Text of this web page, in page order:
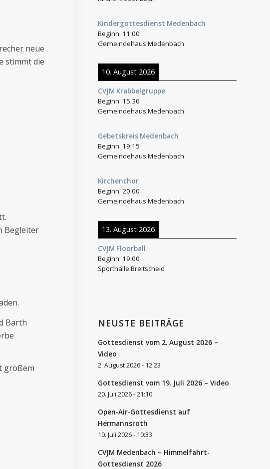
neue
stimmt die
Begleiter
Barth
großem
Kindergottesdienst Medenbach
Beginn: 11:00
Gemeindehaus Medenbach
10. August 2026
CVJM Krabbelgruppe
Beginn: 15:30
Gemeindehaus Medenbach
Gebetskreis Medenbach
Beginn: 19:15
Gemeindehaus Medenbach
Kirchenchor
Beginn:20:00
Gemeindehaus Medenbach
13. August 2026
CVJM Floorball
Beginn: 19:00
Sporthalle Breitscheid
NEUSTE BEITRÄGE
Gottesdienst vom 2. August 2026 –
Video
2. August 2026 - 12:23
Gottesdienst vom 19. Juli 2026 – Video
20. Juli 2026 - 21:10
Open-Air-Gottesdienst auf
Hermannsroth
10. Juli 2026 - 10:33
CVJM Medenbach – Himmelfahrt-
Gottesdienst 2026